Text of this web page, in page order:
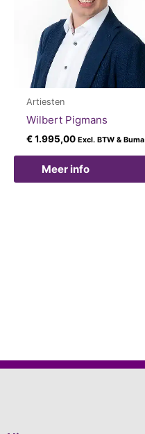
Artiesten
Wilbert Pigmans
€1.995,00 Excl. BTW & Buma
Meer info